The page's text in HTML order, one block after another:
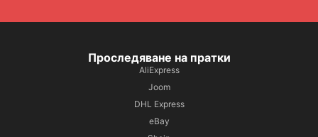
Проследяване на пратки
AliExpress
Joom
DHL Express
eBay